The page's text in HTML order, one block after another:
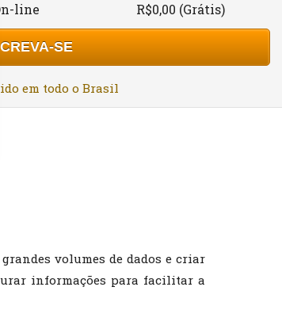
line R$0,00 (Grátis)
SE
em todo o Brasil
volumes de dados e criar
informações para facilitar a